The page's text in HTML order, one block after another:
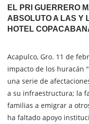
EL PRI GUERRERO
ABSOLUTO A LAS Y
HOTEL
Acapulco, Gro. 11 de
impacto de los huracán
una serie de
a su infraestructura; la
familias a emigrar a
ha faltado apoyo